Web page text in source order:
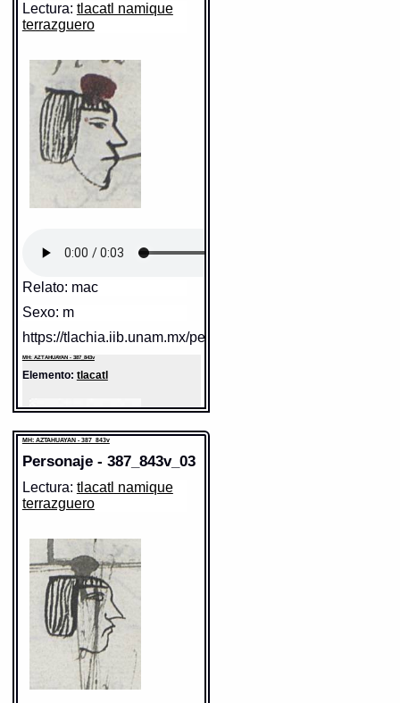
Lectura: tlacatl namique
terrazguero
Relato: mac
Sexo: m
https://tlachia.iib.unam.mx/personaje/387_843v_01
MH: AZTAHUAYAN - 387_843v
Elemento: tlacatl
Sentido: hombre
Valor fonético: tlacatl
https://tlachia.iib.unam.mx/elemento/01.01.01
Paleografía:tlacatl
MH: AZTAHUAYAN - 387_843v
Personaje - 387_843v_03
Lectura: tlacatl namique
terrazguero